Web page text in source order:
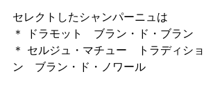
セレクトしたシャンパーニュは
＊ ドラモット　ブラン・ド・ブラン
＊ セルジュ・マチュー　トラディショ
ン　ブラン・ド・ノワール